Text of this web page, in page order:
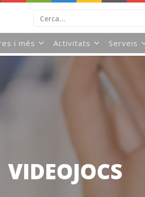
i més Activitats Serveis
VIDEOJOCS